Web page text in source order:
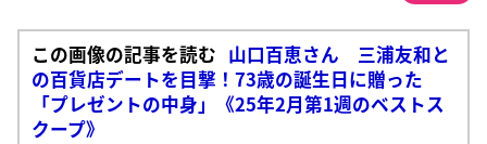
この画像の記事を読む 山口百恵さん 三浦友和と
の百貨店デートを目撃！73歳の誕生日に贈った
「プレゼントの中身」《25年2月第1週のベストス
クープ》